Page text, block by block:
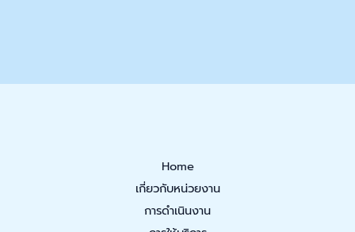
Home
เกี่ยวกับหน่วยงาน
การดำเนินงาน